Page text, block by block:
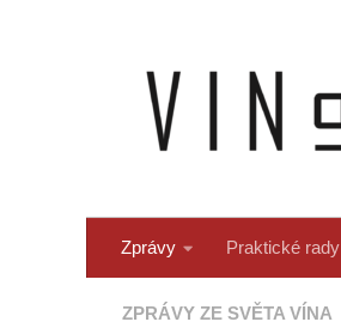
Zprávy Praktické rady
ZPRÁVY ZE SVĚTA VÍNA